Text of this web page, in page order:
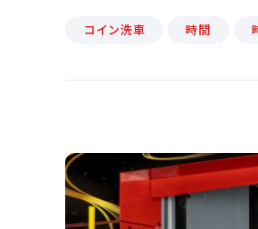
コイン洗車 時間